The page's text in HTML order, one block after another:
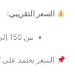
السعر التقريبي:
من 150 إلى 400 ريال للمكيف (حسب الحجم والحالة)
السعر يعتمد